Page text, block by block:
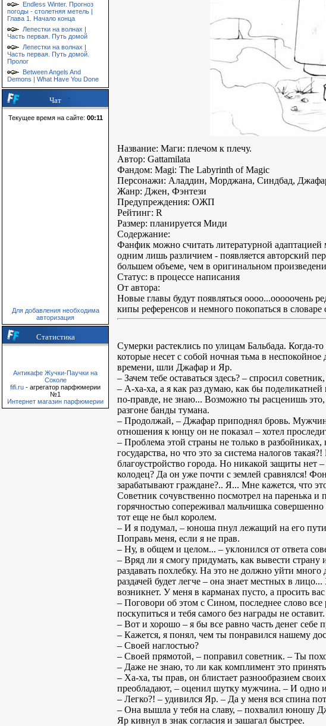
Endless Winter. Прогноз
погоды - столетняя метель |
Глава 1. Начало конца
Лепестки на волнах |
Часть первая. Путь домой
Лепестки на волнах |
Часть первая. Путь домой.
Пролог
Between Angels And
Demons | What Have You Done
Чат
Текущее время на сайте: 00:11
Для добавления необходима
авторизация
Статистика
Антикафе Жучки-Паучки на
Соколе
fifi.ru - агрегатор парфюмерии
№1
Интернет магазин парфюмерии
Название: Маги: плечом к плечу.
Автор: Gattamilata
Фандом: Magi: The Labyrinth of Magic
Персонажи: Аладдин, Морджана, Синдбад,
Жанр: Джен, Фэнтези
Предупреждения: ОЖП
Рейтинг: R
Размер: планируется Миди
Содержание:
Фанфик можно считать литературной
одним лишь различием - появляется авторский
большем объеме, чем в оригинальном
Статус: в процессе написания
От автора:
Новые главы будут появляться оооо...ооооочень
кипы референсов и немного покопаться в
Сумерки растеклись по улицам Бальбада. Когда-
которые несет с собой ночная тьма в
времени, шли Джафар и Яр.
– Зачем тебе оставаться здесь? – спросил
– А-ха-ха, а я как раз думаю, как бы
по-правде, не знаю... Возможно ты расценишь это,
разгоне банды тумана.
– Продолжай, – Джафар приподнял бровь.
отношения к юнцу он не показал – хотел
– Проблема этой страны не только в
государства, но что это за система налогов
благоустройство города. Но никакой защиты нет
колодец? Да он уже почти с землей сравнялся!
зарабатывают граждане?.. Я... Мне кажется, что
Советник сочувственно посмотрел на паренька
горячностью сопереживал мальчишка
тот еще не был королем.
– И я подумал, – юноша пнул лежащий на его пути
Поправь меня, если я не прав.
– Ну, в общем и целом... – уклонился от ответа
– Вряд ли я смогу придумать, как вывести
раздавать похлебку. На это не должно уйти
раздачей будет легче – она знает местных в
возникнет. У меня в карманах пусто, а просить
– Поговори об этом с Сином, последнее слово все
поскупиться и тебя самого без награды не
– Вот и хорошо – я бы все равно часть денег себе
– Кажется, я понял, чем ты понравился нашему
– Своей наглостью?
– Своей прямотой, – поправил советник. – Ты
– Даже не знаю, то ли как комплимент это
– Ха-ха, ты прав, он блистает разнообразием
преобладают, – оценил шутку мужчина. – И одно
– Легко?! – удивился Яр. – Да у меня вся спина
– Она вышла у тебя на славу, – похвалил юношу
Яр кивнул в знак согласия и зашагал быстрее.